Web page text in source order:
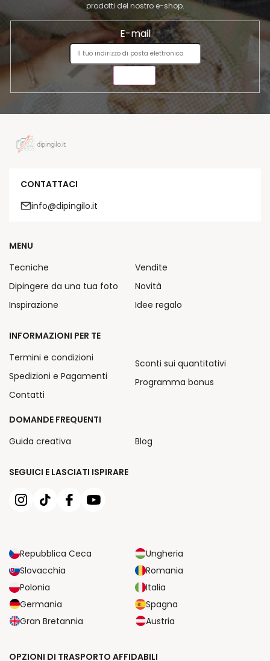
prodotti del nostro e-shop.
E-mail
CONTATTACI
info@dipingilo.it
SEGUICI E LASCIATI ISPIRARE
Repubblica Ceca
Ungheria
Slovacchia
Romania
Polonia
Italia
Germania
Spagna
Gran Bretannia
Austria
MENU
Tecniche
Dipingere da una tua foto
Inspirazione
Vendite
Novità
Idee regalo
INFORMAZIONI PER TE
Termini e condizioni
Spedizioni e Pagamenti
Contatti
Sconti sui quantitativi
Programma bonus
DOMANDE FREQUENTI
Guida creativa
Blog
OPZIONI DI TRASPORTO AFFIDABILI